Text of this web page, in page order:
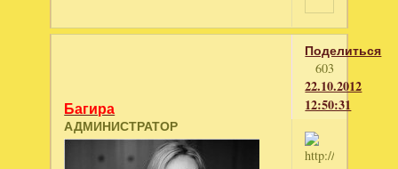
Поделиться
603
22.10.2012
12:50:31
Багира
АДМИНИСТРАТОР